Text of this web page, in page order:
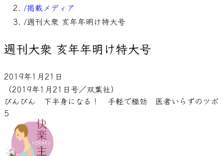
/掲載メディア
/週刊大衆 亥年年明け特大号
週刊大衆 亥年年明け特大号
2019年1月21日
（2019年1月21日号／双葉社）
びんびん　下半身になる！　手軽で極効　医者いらずのツボ
5